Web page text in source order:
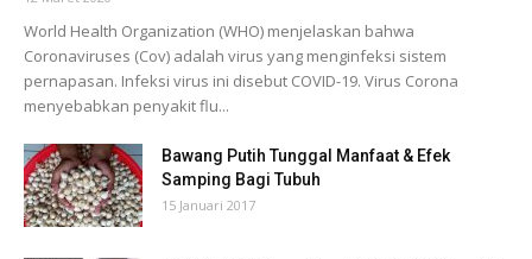
World Health Organization (WHO) menjelaskan bahwa
Coronaviruses (Cov) adalah virus yang menginfeksi sistem
pernapasan. Infeksi virus ini disebut COVID-19. Virus Corona
menyebabkan penyakit flu...
Bawang Putih Tunggal Manfaat & Efek
Samping Bagi Tubuh
15 Januari 2017